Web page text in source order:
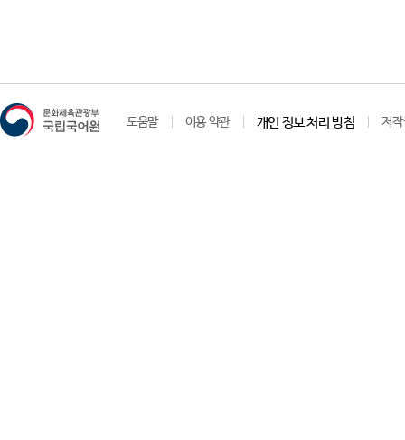
도움말 이용 약관 개인 정보 처리 방침 저